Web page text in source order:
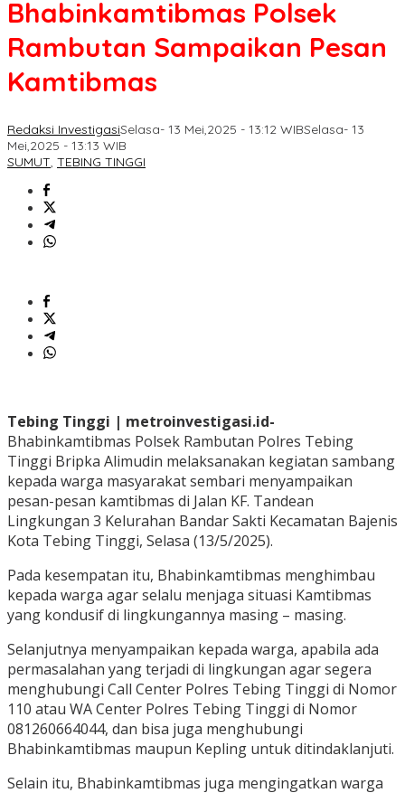
Bhabinkamtibmas Polsek
Rambutan Sampaikan Pesan
Kamtibmas
Redaksi InvestigasiSelasa- 13 Mei,2025 - 13:12 WIBSelasa- 13
Mei,2025 - 13:13 WIB
SUMUT, TEBING TINGGI
Tebing Tinggi | metroinvestigasi.id-
Bhabinkamtibmas Polsek Rambutan Polres Tebing
Tinggi Bripka Alimudin melaksanakan kegiatan sambang
kepada warga masyarakat sembari menyampaikan
pesan-pesan kamtibmas di Jalan KF. Tandean
Lingkungan 3 Kelurahan Bandar Sakti Kecamatan Bajenis
Kota Tebing Tinggi, Selasa (13/5/2025).
Pada kesempatan itu, Bhabinkamtibmas menghimbau
kepada warga agar selalu menjaga situasi Kamtibmas
yang kondusif di lingkungannya masing – masing.
Selanjutnya menyampaikan kepada warga, apabila ada
permasalahan yang terjadi di lingkungan agar segera
menghubungi Call Center Polres Tebing Tinggi di Nomor
110 atau WA Center Polres Tebing Tinggi di Nomor
081260664044, dan bisa juga menghubungi
Bhabinkamtibmas maupun Kepling untuk ditindaklanjuti.
Selain itu, Bhabinkamtibmas juga mengingatkan warga